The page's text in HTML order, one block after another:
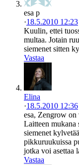
esa p
·18.5.2010 12:23
Kuulin, ettei
multaa. Jotain
siemenet sitten
Vastaa
Elina
·18.5.2010 12:36
esa, Zengrow
Laitteen mukana
siemenet
pikkuruukuissa
jotka voi asettaa
Vastaa